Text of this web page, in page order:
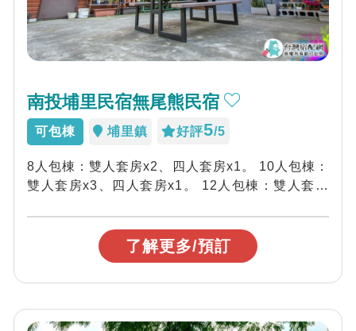
南投埔里民宿無尾熊民宿
可包棟 埔里鎮 好評5/5
8人包棟：雙人套房x2、四人套房x1。 10人包棟：
雙人套房x3、四人套房x1。 12人包棟：雙人套房
了解更多/預訂